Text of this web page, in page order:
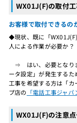
WX01J(F)の取付
お客様で取付できるの
◆現状、既に「
人による作業が必要か？
⇒ はい、必要となり
ータ設定」が発生するた
工事を希望する方は「
プ店の 「電話工事ジャパ
WX01J(F)の注意